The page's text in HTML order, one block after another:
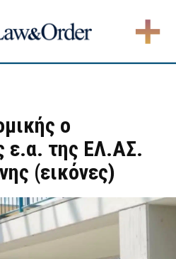
ο
ε.α. της ΕΛ.ΑΣ.
(εικόνες)